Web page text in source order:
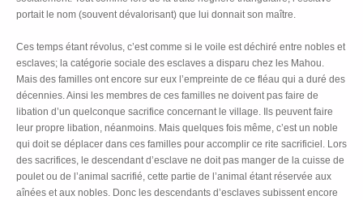
portait le nom (souvent dévalorisant) que lui donnait son maître.
Ces temps étant révolus, c’est comme si le voile est déchiré entre nobles et
esclaves; la catégorie sociale des esclaves a disparu chez les Mahou.
Mais des familles ont encore sur eux l’empreinte de ce fléau qui a duré des
décennies. Ainsi les membres de ces familles ne doivent pas faire de
libation d’un quelconque sacrifice concernant le village. Ils peuvent faire
leur propre libation, néanmoins. Mais quelques fois même, c’est un noble
qui doit se déplacer dans ces familles pour accomplir ce rite sacrificiel. Lors
des sacrifices, le descendant d’esclave ne doit pas manger de la cuisse de
poulet ou de l’animal sacrifié, cette partie de l’animal étant réservée aux
aînées et aux nobles. Donc les descendants d’esclaves subissent encore